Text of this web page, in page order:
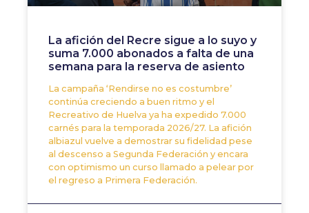
La afición del Recre sigue a lo suyo y
suma 7.000 abonados a falta de una
semana para la reserva de asiento
La campaña ‘Rendirse no es costumbre’
continúa creciendo a buen ritmo y el
Recreativo de Huelva ya ha expedido 7.000
carnés para la temporada 2026/27. La afición
albiazul vuelve a demostrar su fidelidad pese
al descenso a Segunda Federación y encara
con optimismo un curso llamado a pelear por
el regreso a Primera Federación.